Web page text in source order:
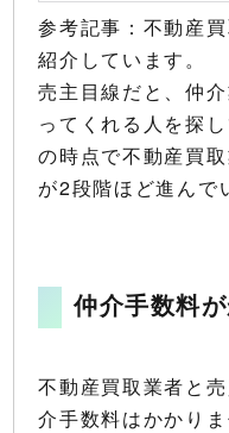
参考記事：不動産
紹介しています。
売主目線だと、仲
ってくれる人を探
の時点で不動産買
が2段階ほど進んで
仲介手数料
不動産買取業者と
介手数料はかかり